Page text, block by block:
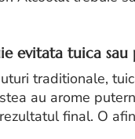
evitata tuica sau
traditionale,
au arome
final. O